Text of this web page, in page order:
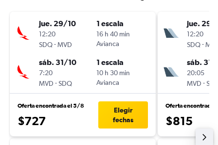
jue. 29/10
12:20
SDQ-MVD
1 escala
16 h 40 min
Avianca
sáb. 31/10
7:20
MVD -SDQ
1 escala
10 h 30 min
Avianca
Oferta encontrada el 5/8
$727
Elegir
fechas
jue. 29/
12:20
SDQ-
sáb. 31/
20:05
MVD -
Oferta encontrada
$815